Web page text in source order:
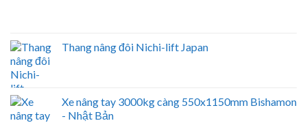
Thang nâng đôi Nichi-lift Japan
Xe nâng tay 3000kg càng 550x1150mm Bishamon
- Nhật Bản